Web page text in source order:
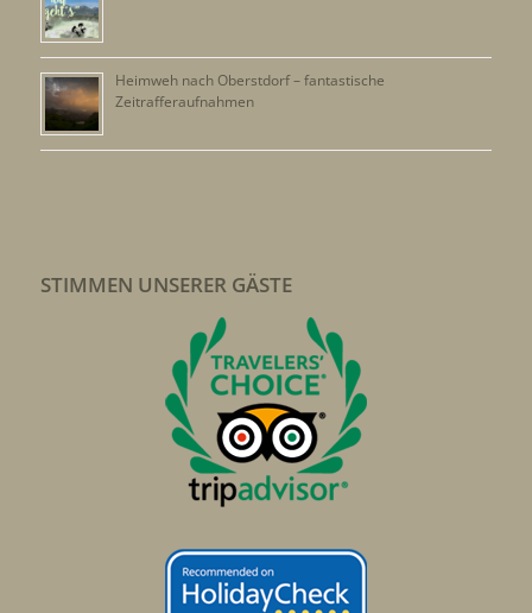
Heimweh nach Oberstdorf – fantastische
Zeitrafferaufnahmen
STIMMEN UNSERER GÄSTE